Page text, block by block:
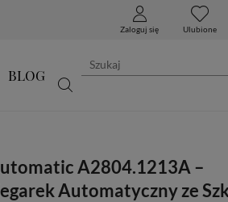
Zaloguj się Ulubione
BLOG
A2804.1213A –
Automatyczny ze